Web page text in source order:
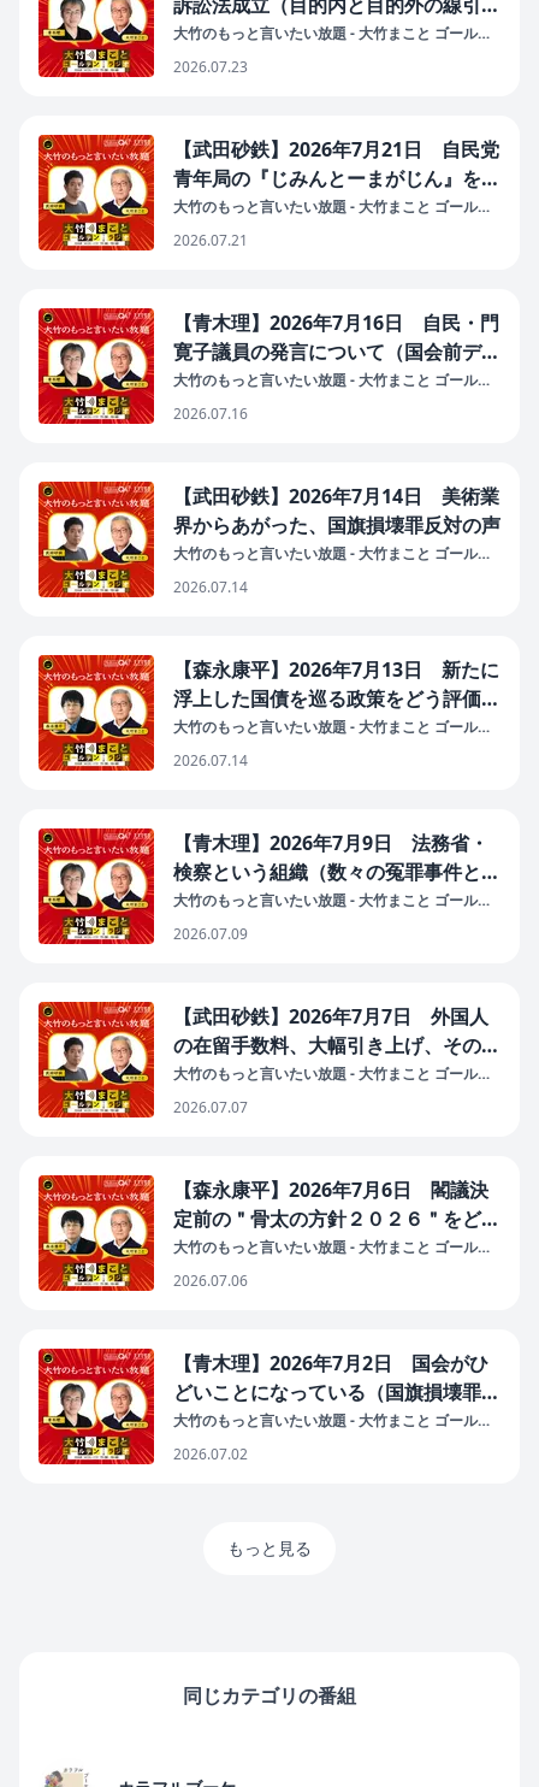
曖昧 開示証拠の「目的外使用」禁止
規定と袴田事件）
大竹のもっと言いたい放題 - 大竹まこと ゴールデ
2026.07.23
【武田砂鉄】2026年7月21日 自民党
青年局の『じみんとーまがじん』を読
む
大竹のもっと言いたい放題 - 大竹まこと ゴールデ
2026.07.21
【青木理】2026年7月16日 自民・門
寛子議員の発言について（国会前デモ
「ごっこ遊びにしか見えない」「私は
衆議院議員だから支配階級」）
大竹のもっと言いたい放題 - 大竹まこと ゴールデ
2026.07.16
【武田砂鉄】2026年7月14日 美術業
界からあがった、国旗損壊罪反対の声
大竹のもっと言いたい放題 - 大竹まこと ゴールデ
2026.07.14
【森永康平】2026年7月13日 新たに
浮上した国債を巡る政策をどう評価す
るか？
大竹のもっと言いたい放題 - 大竹まこと ゴールデ
2026.07.14
【青木理】2026年7月9日 法務省・
検察という組織（数々の冤罪事件と再
審法案／地検支部 検察審査員の氏名
を流出／裏金事件主任の検事 捜査対
大竹のもっと言いたい放題 - 大竹まこと ゴールデ
2026.07.09
【武田砂鉄】2026年7月7日 外国人
の在留手数料、大幅引き上げ、その狙
いとは？
大竹のもっと言いたい放題 - 大竹まこと ゴールデ
2026.07.07
【森永康平】2026年7月6日 閣議決
定前の＂骨太の方針２０２６＂をどう
読むか？
大竹のもっと言いたい放題 - 大竹まこと ゴールデ
2026.07.06
【青木理】2026年7月2日 国会がひ
どいことになっている（国旗損壊罪は
憲法違反 憲法19条・21条・31条を紹
介）
大竹のもっと言いたい放題 - 大竹まこと ゴールデ
2026.07.02
もっと見る
同じカテゴリの番組